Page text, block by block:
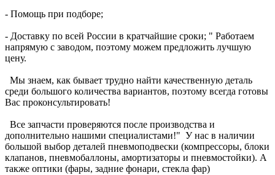
- Помощь при подборе;
- Доставку по всей России в кратчайшие сроки; " Работаем
напрямую с заводом, поэтому можем предложить лучшую
цену.
Мы знаем, как бывает трудно найти качественную деталь
среди большого количества вариантов, поэтому всегда готовы
Вас проконсультировать!
Все запчасти проверяются после производства и
дополнительно нашими специалистами!" У нас в наличии
большой выбор деталей пневмоподвески (компрессоры, блоки
клапанов, пневмобаллоны, амортизаторы и пневмостойки). А
также оптики (фары, задние фонари, стекла фар)